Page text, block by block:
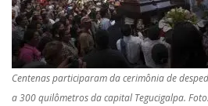
Centenas participaram da cerimônia de
a 300 quilômetros da capital Tegucigalpa.